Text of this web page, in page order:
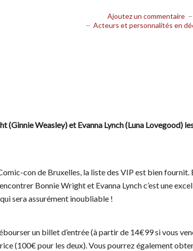
Ajoutez un commentaire
Acteurs et personnalités en
(Ginnie Weasley) et Evanna Lynch (Luna Lovegood)
con de Bruxelles, la liste des VIP est bien fournit.
Bonnie Wright et Evanna Lynch c’est une
sera assurément inoubliable !
un billet d’entrée (à partir de 14€99 si vous
(100€ pour les deux). Vous pourrez également